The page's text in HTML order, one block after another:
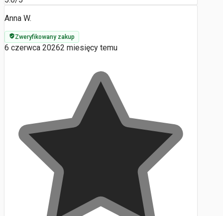
Anna W.
Zweryfikowany zakup
6 czerwca 20262 miesięcy temu